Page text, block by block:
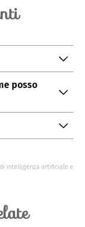
posso
per
intelligenza artificiale e